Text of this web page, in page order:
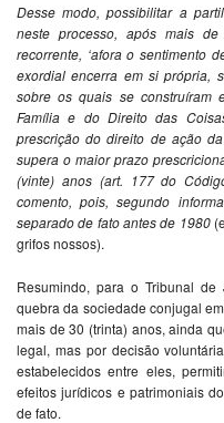
Desse modo, possibilitar a
neste processo, após mais
recorrente, ‘afora o sentimento
exordial encerra em si própria,
sobre os quais se construíram
Família e do Direito das
prescrição do direito de ação
supera o maior prazo
(vinte) anos (art. 177 do
comento, pois, segundo
separado de fato antes de 1980
grifos nossos).
Resumindo, para o Tribunal
quebra da sociedade conjugal
mais de 30 (trinta) anos, ainda
legal, mas por decisão
estabelecidos entre eles,
efeitos jurídicos e patrimoniais
de fato.